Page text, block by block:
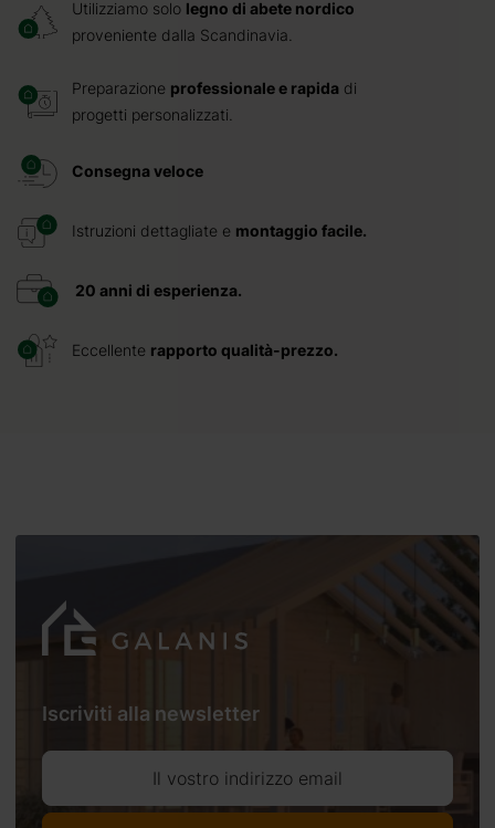
Utilizziamo solo legno di abete nordico
proveniente dalla Scandinavia.
Preparazione professionale e rapida di
progetti personalizzati.
Consegna veloce
Istruzioni dettagliate e montaggio facile.
20 anni di esperienza.
Eccellente rapporto qualità-prezzo.
Iscriviti alla newsletter
Il vostro indirizzo email